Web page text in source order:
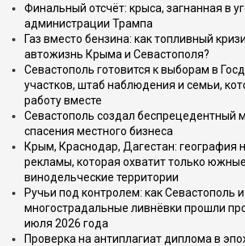
Финальный отсчёт: крыса, загнанная в
администрации Трампа
Газ вместо бензина: как топливный
автожизнь Крыма и Севастополя?
Севастополь готовится к выборам в
участков, штаб наблюдения и семьи,
работу вместе
Севастополь создал беспрецедентный
спасения местного бизнеса
Крым, Краснодар, Дагестан: география
рекламы, которая охватит только южные
винодельческие территории
Ручьи под контролем: как Севастополь и
многострадальные ливнёвки прошли
июля 2026 года
Проверка на антиплагиат диплома в